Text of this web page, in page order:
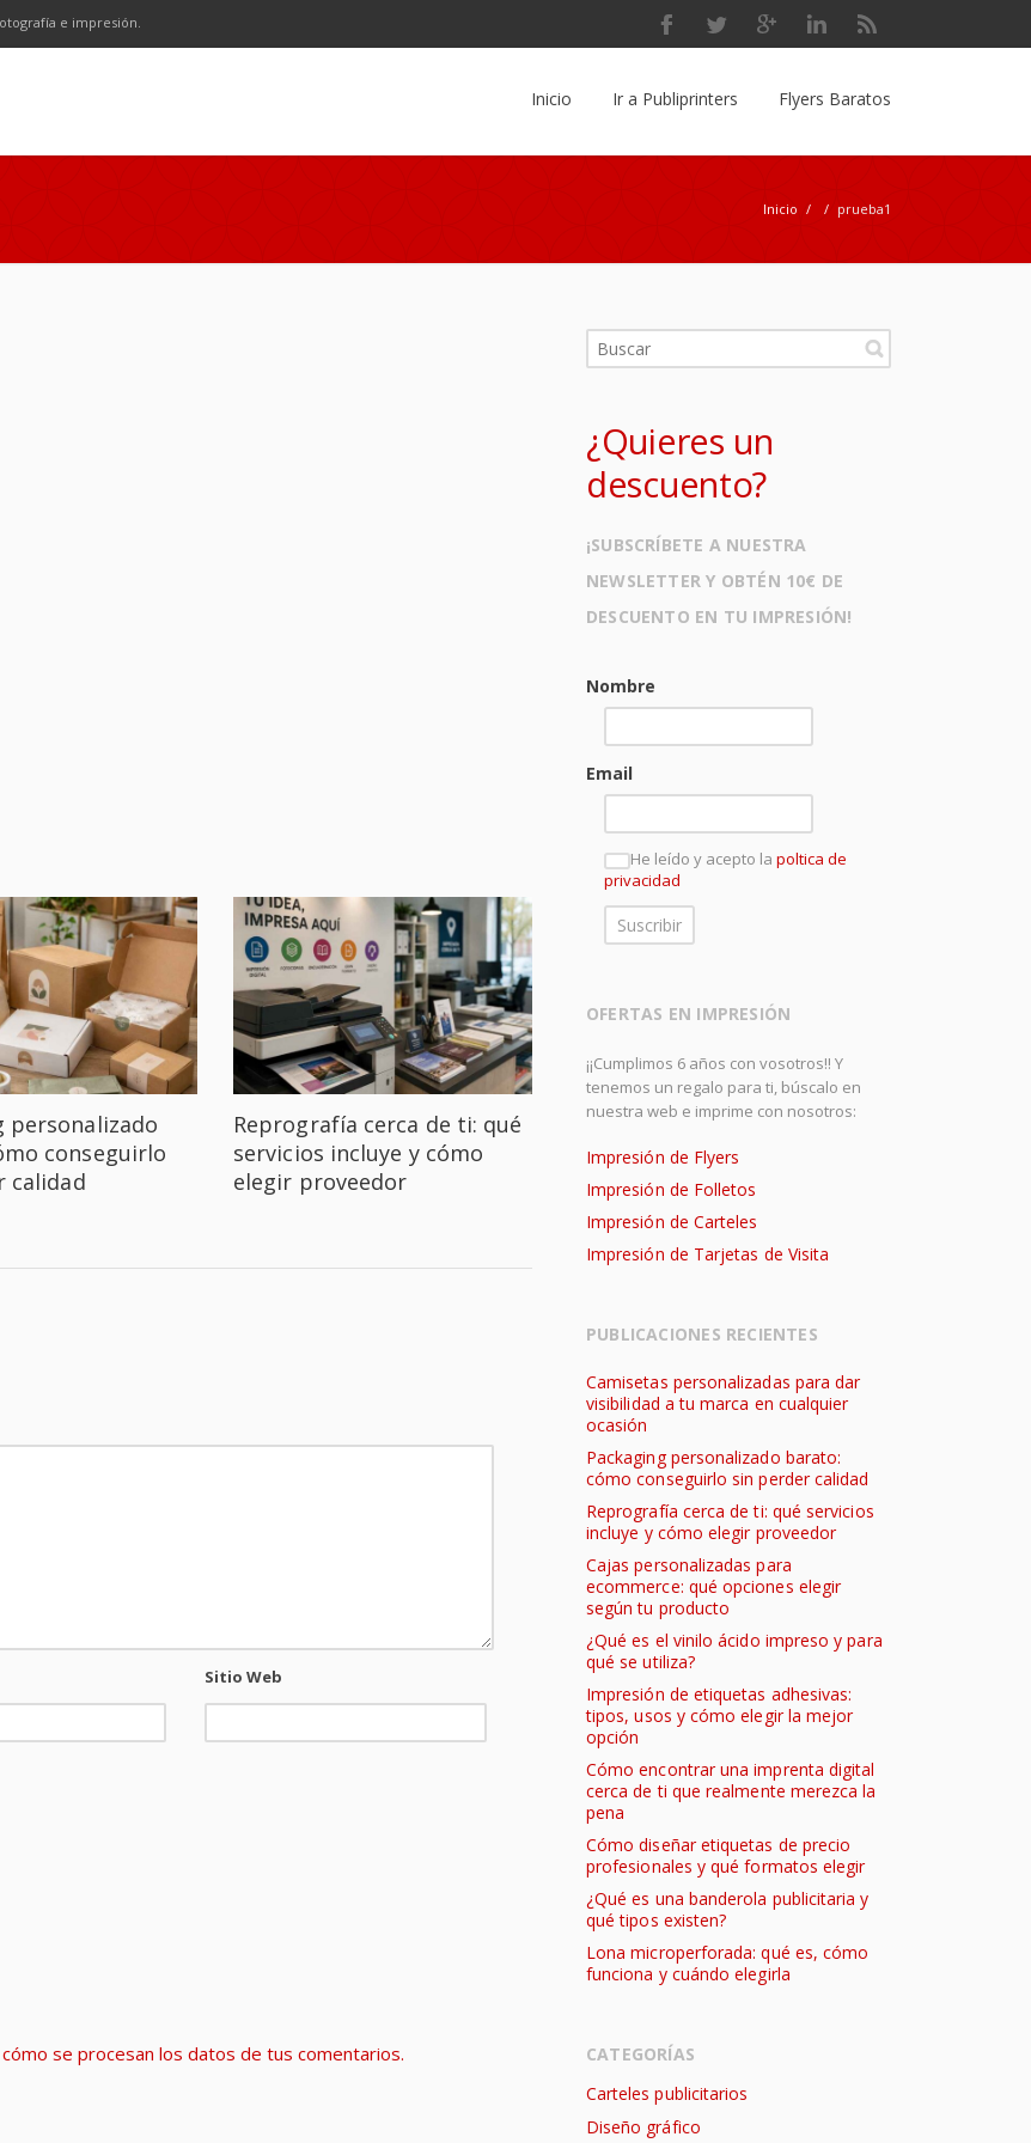
e impresión.
Inicio Ir a Publiprinters Flyers Baratos
Inicio / / prueba1
personalizado
conseguirlo
calidad
Reprografía cerca de ti: qué
servicios incluye y cómo
elegir proveedor
Sitio Web
se procesan los datos de tus comentarios.
¿Quieres un
descuento?
¡SUBSCRÍBETE A NUESTRA
NEWSLETTER Y OBTÉN 10€ DE
DESCUENTO EN TU IMPRESIÓN!
Nombre
Email
He leído y acepto la poltica de
privacidad
OFERTAS EN IMPRESIÓN
¡¡Cumplimos 6 años con vosotros!! Y
tenemos un regalo para ti, búscalo en
nuestra web e imprime con nosotros:
Impresión de Flyers
Impresión de Folletos
Impresión de Carteles
Impresión de Tarjetas de Visita
PUBLICACIONES RECIENTES
Camisetas personalizadas para dar
visibilidad a tu marca en cualquier
ocasión
Packaging personalizado barato:
cómo conseguirlo sin perder calidad
Reprografía cerca de ti: qué servicios
incluye y cómo elegir proveedor
Cajas personalizadas para
ecommerce: qué opciones elegir
según tu producto
¿Qué es el vinilo ácido impreso y para
qué se utiliza?
Impresión de etiquetas adhesivas:
tipos, usos y cómo elegir la mejor
opción
Cómo encontrar una imprenta digital
cerca de ti que realmente merezca la
pena
Cómo diseñar etiquetas de precio
profesionales y qué formatos elegir
¿Qué es una banderola publicitaria y
qué tipos existen?
Lona microperforada: qué es, cómo
funciona y cuándo elegirla
CATEGORÍAS
Carteles publicitarios
Diseño gráfico